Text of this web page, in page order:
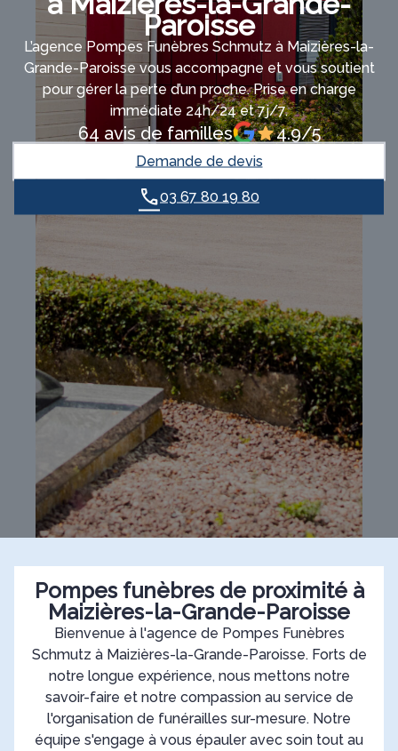
Paroisse
L’agence Pompes Funèbres Schmutz à Maizières-la-
Grande-Paroisse vous accompagne et vous soutient
pour gérer la perte d’un proche. Prise en charge
immédiate 24h/24 et 7j/7.
64 avis de familles 4.9/5
Demande de devis
03 67 80 19 80
Pompes funèbres de proximité à
Maizières-la-Grande-Paroisse
Bienvenue à l'agence de Pompes Funèbres
Schmutz à Maizières-la-Grande-Paroisse. Forts de
notre longue expérience, nous mettons notre
savoir-faire et notre compassion au service de
l'organisation de funérailles sur-mesure. Notre
équipe s'engage à vous épauler avec soin tout au